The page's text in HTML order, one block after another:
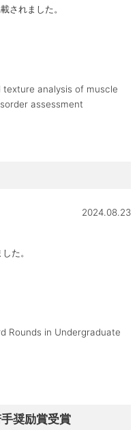
れました。
analysis of muscle
assessment
2024.08.23
た。
Rounds in Undergraduate
奨励賞受賞